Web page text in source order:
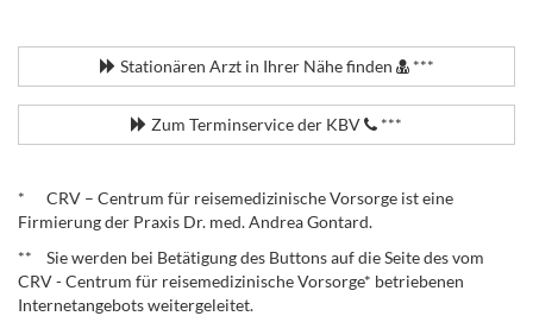
Stationären Arzt in Ihrer Nähe finden ***
Zum Terminservice der KBV ***
* CRV – Centrum für reisemedizinische Vorsorge ist eine
Firmierung der Praxis Dr. med. Andrea Gontard.
** Sie werden bei Betätigung des Buttons auf die Seite des vom
CRV - Centrum für reisemedizinische Vorsorge* betriebenen
Internetangebots weitergeleitet.